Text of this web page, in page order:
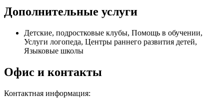
Дополнительные услуги
Детские, подростковые клубы, Помощь в обучении,
Услуги логопеда, Центры раннего развития детей,
Языковые школы
Офис и контакты
Контактная информация: